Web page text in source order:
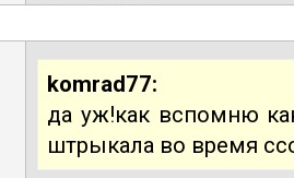
komrad77:
да уж!как вспомню
штрыкала во время